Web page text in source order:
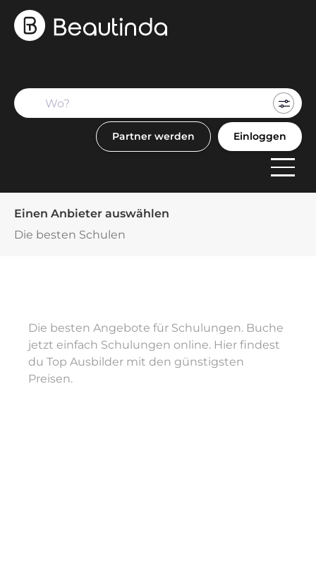
Partner werden Einloggen
Einen Anbieter auswählen
Die besten Schulen
Die besten Angebote für Schulungen. Buche
jetzt einfach Schulungen online. Hier findest
du Top Ausbilder mit den günstigsten
Preisen.